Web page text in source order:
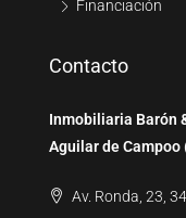
Financiación
Contacto
Inmobiliaria Barón
Aguilar de Campoo
Av. Ronda, 23,